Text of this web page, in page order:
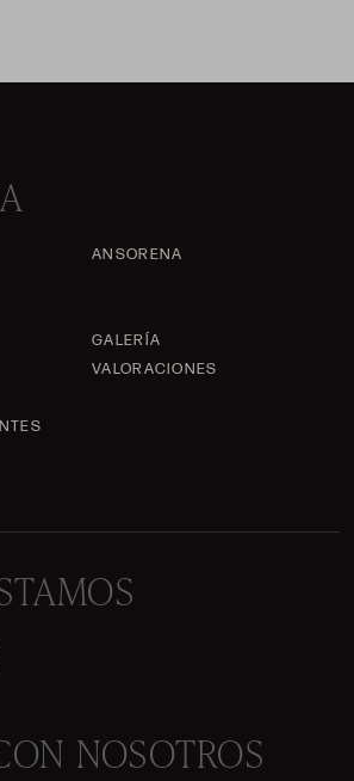
ANSORENA
GALERÍA
VALORACIONES
NOSOTROS